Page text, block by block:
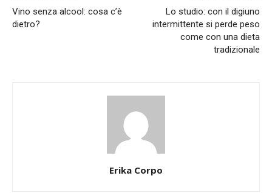
Vino senza alcool: cosa c’è
dietro?
Lo studio: con il digiuno
intermittente si perde peso
come con una dieta
tradizionale
Erika Corpo